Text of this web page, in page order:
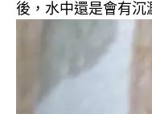
後，水中還是會有